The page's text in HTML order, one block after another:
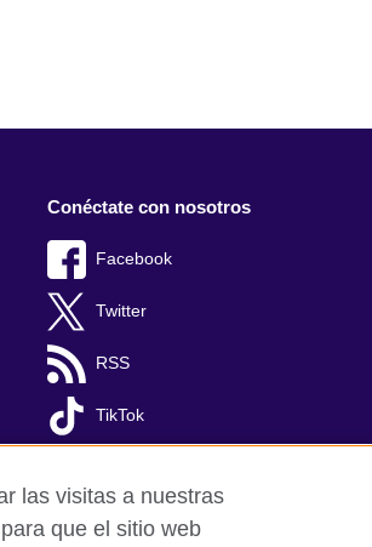
Conéctate con nosotros
Facebook
Twitter
RSS
TikTok
las visitas a nuestras
que el sitio web